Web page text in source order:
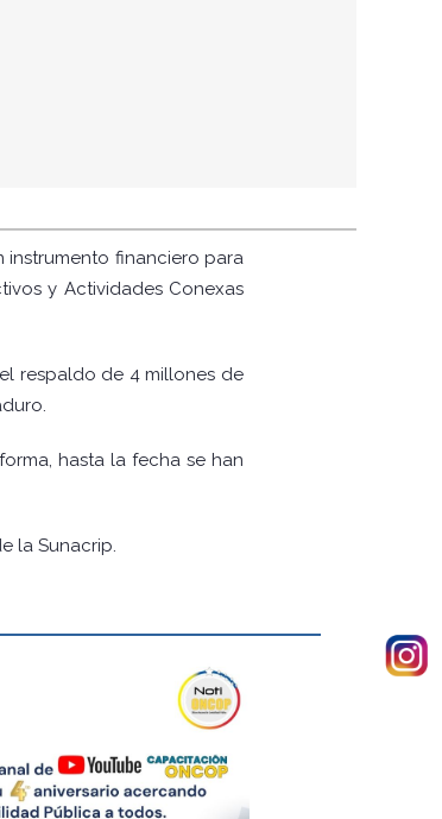
financiero para
y Actividades Conexas
respaldo de 4 millones de
hasta la fecha se han
la Sunacrip.